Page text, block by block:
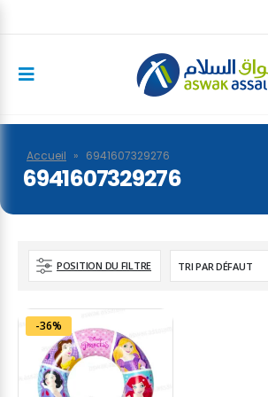
Accueil » 6941607329276
6941607329276
POSITION DU FILTRE
-36%